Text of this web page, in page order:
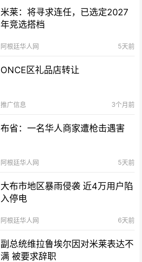
米莱：将寻求连任，已选定2027
年竞选搭档
阿根廷华人网 5天前
ONCE区礼品店转让
推广信息 3个月前
布省：一名华人商家遭枪击遇害
阿根廷华人网 5天前
大布市地区暴雨侵袭 近4万用户陷
入停电
阿根廷华人网 6天前
副总统维拉鲁埃尔因对米莱表达不
满 被要求辞职